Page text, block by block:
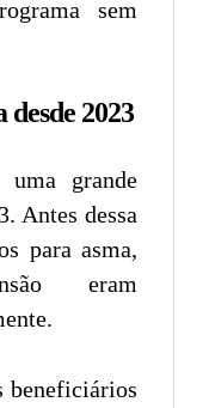
sem
2023
uma grande
Antes dessa
para asma,
eram
beneficiários